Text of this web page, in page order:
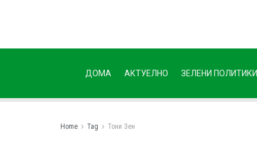
ДОМА АКТУЕЛНО ЗЕЛЕНИ ПОЛИТИКИ
Home Tag Тони Зен